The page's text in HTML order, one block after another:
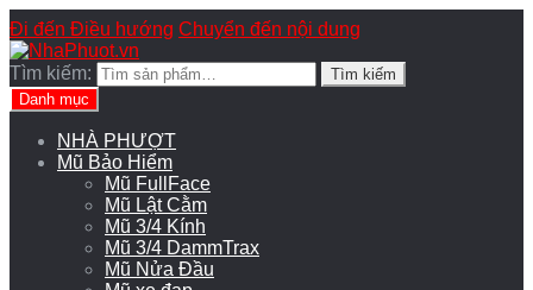
Đi đến Điều hướng Chuyển đến nội dung
Tìm kiếm:
Tìm kiếm
Danh mục
NHÀ PHƯỢT
Mũ Bảo Hiểm
Mũ FullFace
Mũ Lật Cằm
Mũ 3/4 Kính
Mũ 3/4 DammTrax
Mũ Nửa Đầu